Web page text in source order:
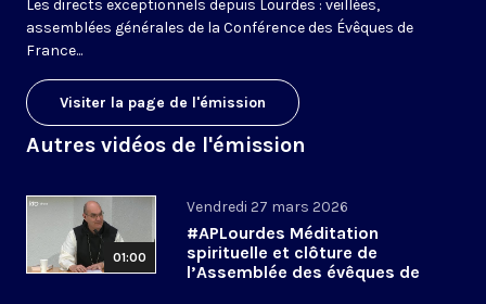
Les directs exceptionnels depuis Lourdes : veillées,
assemblées générales de la Conférence des Évêques de
France...
Visiter la page de l'émission
Autres vidéos de l'émission
01:00
Vendredi 27 mars 2026
#APLourdes Méditation
spirituelle et clôture de
l’Assemblée des évêques de